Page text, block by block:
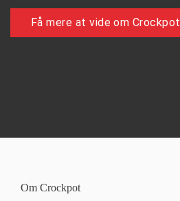
Få mere at vide om Crockpot
Om Crockpot